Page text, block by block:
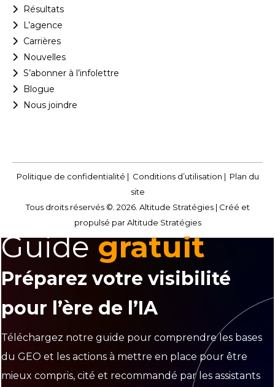
Résultats
L’agence
Carrières
Nouvelles
S’abonner à l’infolettre
Blogue
Nous joindre
Politique de confidentialité | Conditions d’utilisation | Plan du
site
Tous droits réservés ©. 2026. Altitude Stratégies | Créé et
propulsé par Altitude Stratégies
Guide gratuit
Préparez votre visibilité
pour l’ère de l’IA
Téléchargez notre guide pour comprendre les bases
du GEO et les actions à mettre en place pour être
mieux compris, cité et recommandé par les assistants